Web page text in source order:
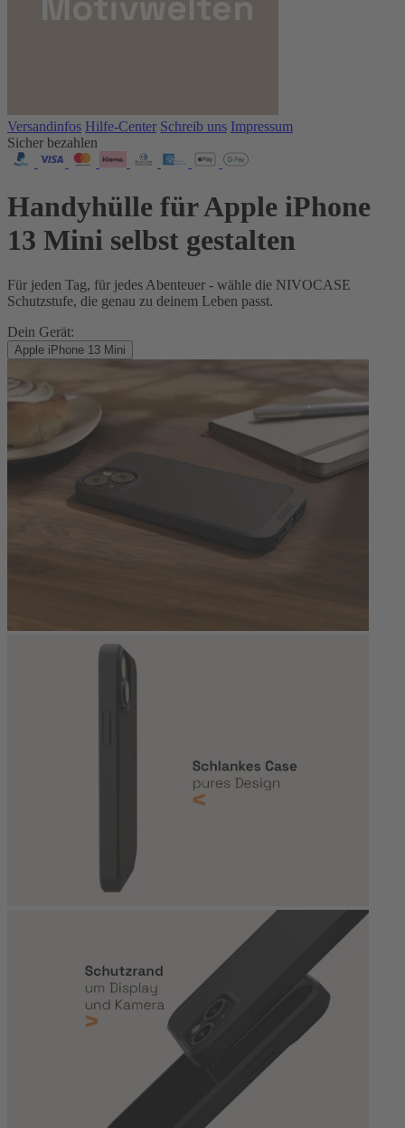
Versandinfos Hilfe-Center Schreib uns Impressum
Sicher bezahlen
Handyhülle für Apple iPhone
13 Mini selbst gestalten
Für jeden Tag, für jedes Abenteuer - wähle die NIVOCASE
Schutzstufe, die genau zu deinem Leben passt.
Dein Gerät:
Apple iPhone 13 Mini